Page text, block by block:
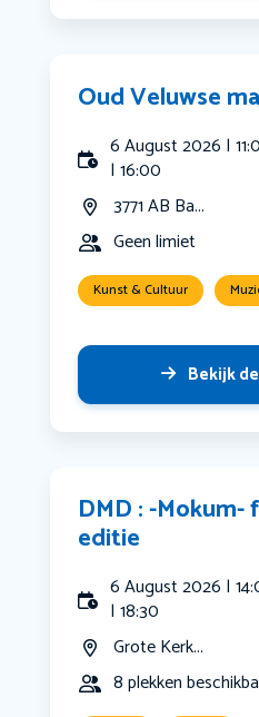
Oud Veluwse
6 August 2026 |
| 16:00
3771 AB Ba...
Geen limiet
Kunst & Cultuur
Bekijk
DMD : -Mokum-
editie
6 August 2026 |
| 18:30
Grote Kerk...
8 plekken